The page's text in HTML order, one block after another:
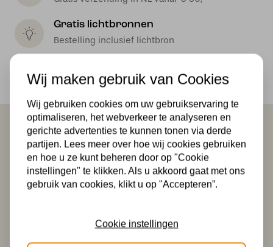
Gratis lichtbronnen
Bestelling inclusief lichtbron
Veilig achteraf betalen met Klarna
Dit past misschien ook bij je
Wij maken gebruik van Cookies
Wij gebruiken cookies om uw gebruikservaring te
optimaliseren, het webverkeer te analyseren en
gerichte advertenties te kunnen tonen via derde
partijen. Lees meer over hoe wij cookies gebruiken
en hoe u ze kunt beheren door op "Cookie
instellingen" te klikken. Als u akkoord gaat met ons
gebruik van cookies, klikt u op "Accepteren”.
Cookie instellingen